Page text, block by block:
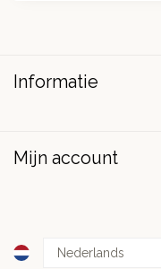
Informatie
Mijn account